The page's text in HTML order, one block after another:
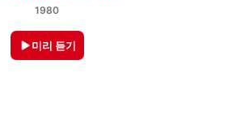
1980
미리 듣기